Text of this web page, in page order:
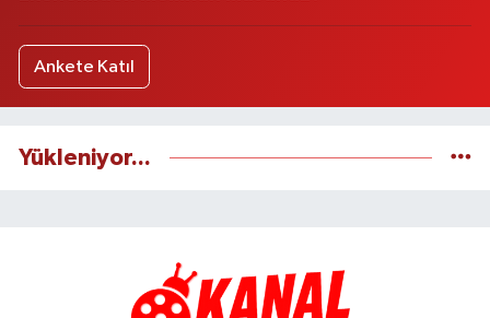
Ankete Katıl
Yükleniyor...